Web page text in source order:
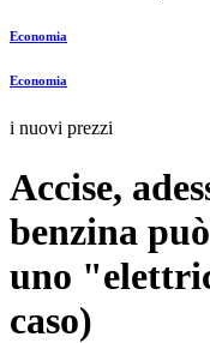
Economia
Economia
i nuovi prezzi
Accise,
benzina
uno
caso)